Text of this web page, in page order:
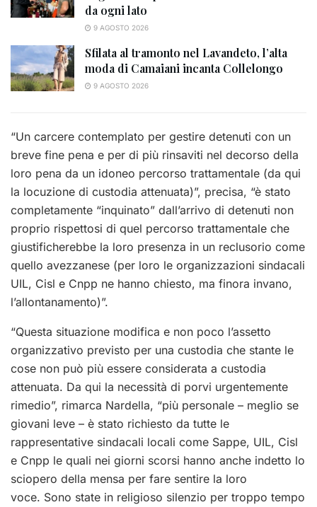
da ogni lato
9 AGOSTO 2026
Sfilata al tramonto nel Lavandeto, l’alta
moda di Camaiani incanta Collelongo
9 AGOSTO 2026
“Un carcere contemplato per gestire detenuti con un
breve fine pena e per di più rinsaviti nel decorso della
loro pena da un idoneo percorso trattamentale (da qui
la locuzione di custodia attenuata)”, precisa, “è stato
completamente “inquinato” dall’arrivo di detenuti non
proprio rispettosi di quel percorso trattamentale che
giustificherebbe la loro presenza in un reclusorio come
quello avezzanese (per loro le organizzazioni sindacali
UIL, Cisl e Cnpp ne hanno chiesto, ma finora invano,
l’allontanamento)”.
“Questa situazione modifica e non poco l’assetto
organizzativo previsto per una custodia che stante le
cose non può più essere considerata a custodia
attenuata. Da qui la necessità di porvi urgentemente
rimedio”, rimarca Nardella, “più personale – meglio se
giovani leve – è stato richiesto da tutte le
rappresentative sindacali locali come Sappe, UIL, Cisl
e Cnpp le quali nei giorni scorsi hanno anche indetto lo
sciopero della mensa per fare sentire la loro
voce. Sono state in religioso silenzio per troppo tempo